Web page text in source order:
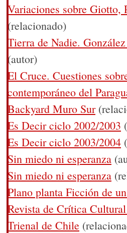
Variaciones sobre Giotto,
(relacionado)
Tierra de Nadie.
(autor)
El Cruce. Cuestiones
contemporáneo del
Backyard Muro Sur
Es Decir ciclo 2002/2003
Es Decir ciclo 2003/2004
Sin miedo ni esperanza
Sin miedo ni esperanza
Plano planta Ficción de
Revista de Crítica Cultural
Trienal de Chile